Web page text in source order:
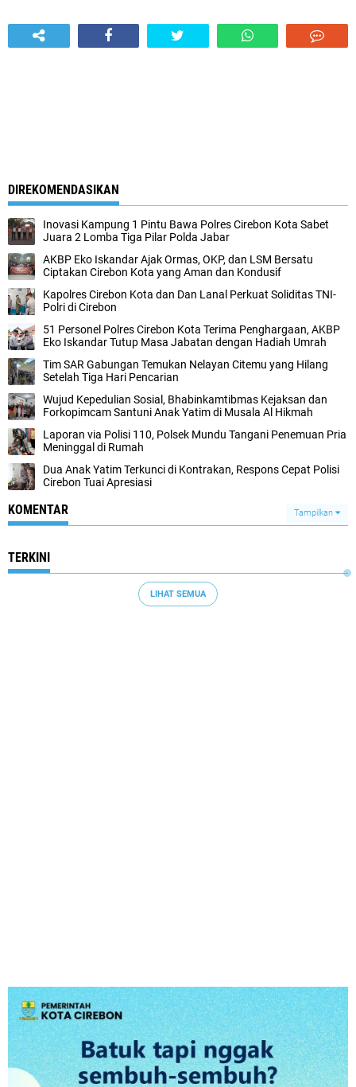
DIREKOMENDASIKAN
Inovasi Kampung 1 Pintu Bawa Polres Cirebon Kota Sabet
Juara 2 Lomba Tiga Pilar Polda Jabar
AKBP Eko Iskandar Ajak Ormas, OKP, dan LSM Bersatu
Ciptakan Cirebon Kota yang Aman dan Kondusif
Kapolres Cirebon Kota dan Dan Lanal Perkuat Soliditas TNI-
Polri di Cirebon
51 Personel Polres Cirebon Kota Terima Penghargaan, AKBP
Eko Iskandar Tutup Masa Jabatan dengan Hadiah Umrah
Tim SAR Gabungan Temukan Nelayan Citemu yang Hilang
Setelah Tiga Hari Pencarian
Wujud Kepedulian Sosial, Bhabinkamtibmas Kejaksan dan
Forkopimcam Santuni Anak Yatim di Musala Al Hikmah
Laporan via Polisi 110, Polsek Mundu Tangani Penemuan Pria
Meninggal di Rumah
Dua Anak Yatim Terkunci di Kontrakan, Respons Cepat Polisi
Cirebon Tuai Apresiasi
KOMENTAR Tampilkan
TERKINI
LIHAT SEMUA